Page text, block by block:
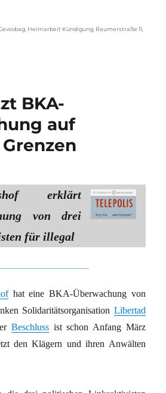
Heimarbeit Kündigung Raumerstraße 11
BKA-
auf
erklärt
von drei
für illegal
hat eine BKA-Überwachung von
Solidaritätsorganisation Libertad
Beschluss ist schon Anfang März
den Klägern und ihren Anwälten